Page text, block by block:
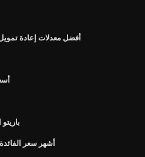
أفضل معدلات إعادة
6 أشهر سعر